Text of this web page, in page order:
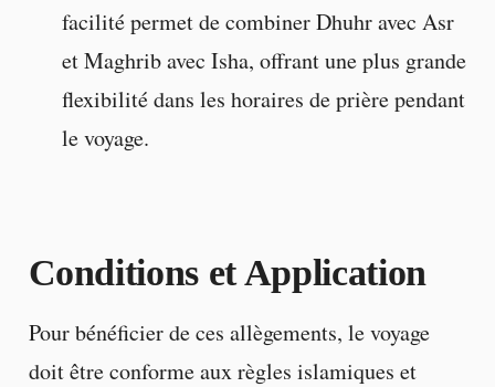
facilité permet de combiner Dhuhr avec Asr
et Maghrib avec Isha, offrant une plus grande
flexibilité dans les horaires de prière pendant
le voyage.
Conditions et Application
Pour bénéficier de ces allègements, le voyage
doit être conforme aux règles islamiques et